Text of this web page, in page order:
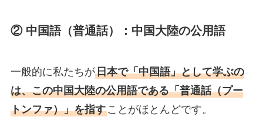
② 中国語（普通話）：中国大陸の公用語
一般的に私たちが日本で「中国語」として学ぶの
は、この中国大陸の公用語である「普通話（プー
トンファ）」を指すことがほとんどです。